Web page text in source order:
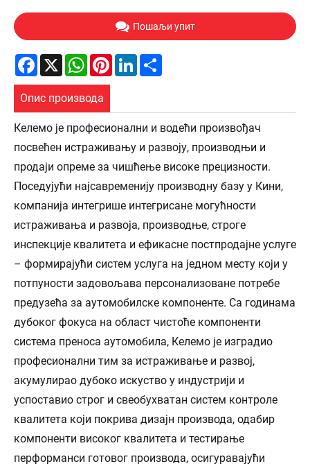
Пошаљи упит
Facebook
X WhatsApp
PinterestLinkedIn
Опис производа
Келемо је професионални и водећи произвођач
посвећен истраживању и развоју, производњи и
продаји опреме за чишћење високе прецизности.
Поседујући најсавременију производну базу у Кини,
компанија интегрише интегрисане могућности
истраживања и развоја, производње, строге
инспекције квалитета и ефикасне постпродајне услуге
– формирајући систем услуга на једном месту који у
потпуности задовољава персонализоване потребе
предузећа за аутомобилске компоненте. Са годинама
дубоког фокуса на област чистоће компоненти
система преноса аутомобила, Келемо је изградио
професионални тим за истраживање и развој,
акумулирао дубоко искуство у индустрији и
успоставио строг и свеобухватан систем контроле
квалитета који покрива дизајн производа, одабир
компоненти високог квалитета и тестирање
перформанси готовог производа, осигуравајући